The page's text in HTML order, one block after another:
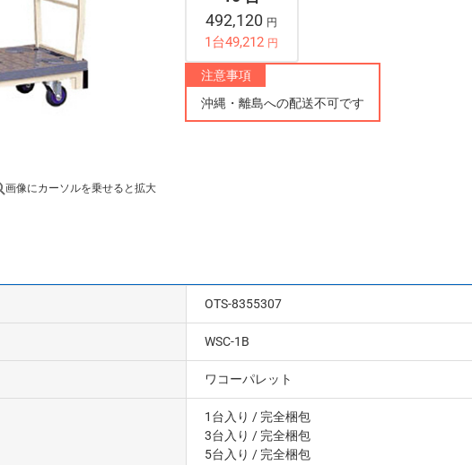
画像にカーソルを乗せると拡大
492,120 円
1台49,212 円
注意事項
沖縄・離島への配送不可です
OTS-8355307
WSC-1B
ワコーパレット
1台入り / 完全梱包
3台入り / 完全梱包
5台入り / 完全梱包